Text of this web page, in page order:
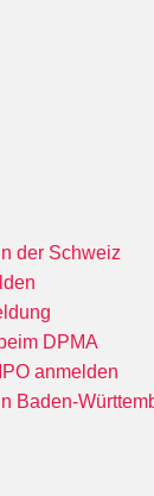
der Schweiz
DPMA
anmelden
Baden-